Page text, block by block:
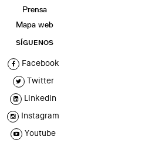
Prensa
Mapa web
SÍGUENOS
Facebook
Twitter
Linkedin
Instagram
Youtube